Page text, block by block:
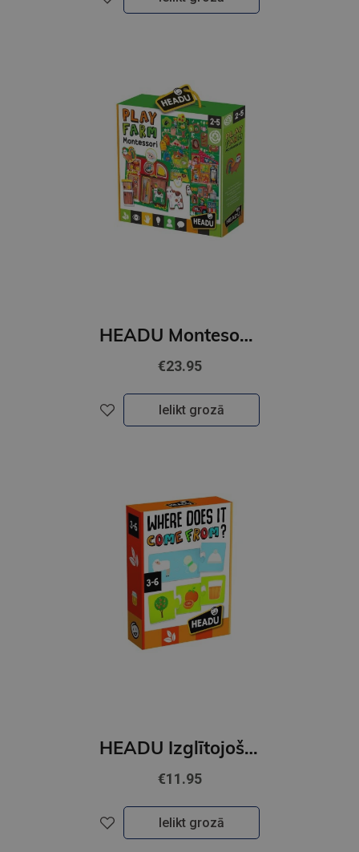
HEADU Montesori spēle"Ferma"
€23.95
Ielikt grozā
HEADU Izglītojoša spēle "no kurienes tas nāk
€11.95
Ielikt grozā